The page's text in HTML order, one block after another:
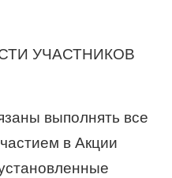
УЧАСТНИКОВ
выполнять все
в Акции